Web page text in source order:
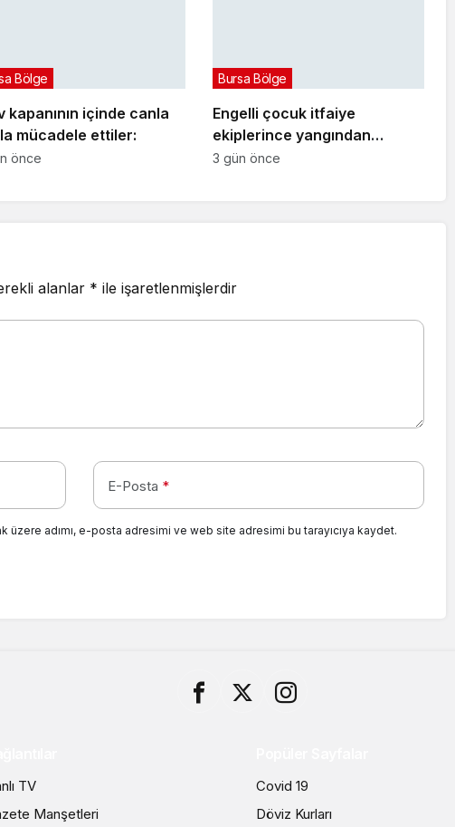
kapanının içinde canla
mücadele ettiler:
Bölge
önce
Engelli çocuk itfaiye
ekiplerince yangından
kurtarıldı
Bursa Bölge
3 gün önce
alanlar * ile işaretlenmişlerdir
E-Posta *
üzere adımı, e-posta adresimi ve web site adresimi bu tarayıcıya kaydet.
TV
Manşetleri
Covid 19
Döviz Kurları